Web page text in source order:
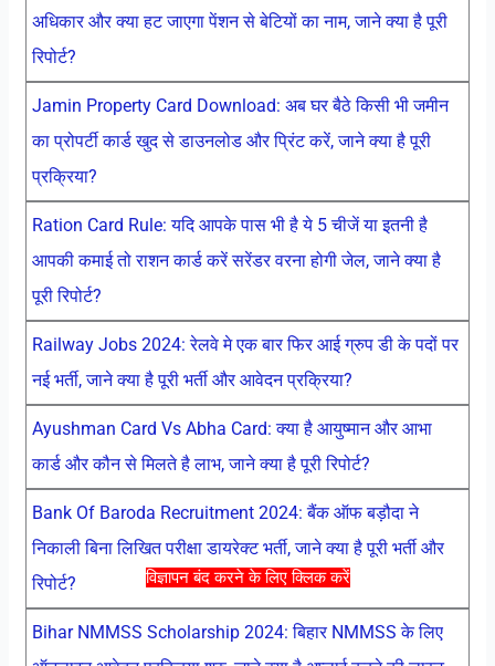
विज्ञापन बंद करने के लिए क्लिक करें
अधिकार और क्या हट जाएगा पेंशन से बेटियों का नाम, जाने क्या है पूरी
रिपोर्ट?
Jamin Property Card Download: अब घर बैठे किसी भी जमीन
का प्रोपर्टी कार्ड खुद से डाउनलोड और प्रिंट करें, जाने क्या है पूरी
प्रक्रिया?
Ration Card Rule: यदि आपके पास भी है ये 5 चीजें या इतनी है
आपकी कमाई तो राशन कार्ड करें सरेंडर वरना होगी जेल, जाने क्या है
पूरी रिपोर्ट?
Railway Jobs 2024: रेलवे मे एक बार फिर आई ग्रुप डी के पदों पर
नई भर्ती, जाने क्या है पूरी भर्ती और आवेदन प्रक्रिया?
Ayushman Card Vs Abha Card: क्या है आयुष्मान और आभा
कार्ड और कौन से मिलते है लाभ, जाने क्या है पूरी रिपोर्ट?
Bank Of Baroda Recruitment 2024: बैंक ऑफ बड़ौदा ने
निकाली बिना लिखित परीक्षा डायरेक्ट भर्ती, जाने क्या है पूरी भर्ती और
रिपोर्ट?
Bihar NMMSS Scholarship 2024: बिहार NMMSS के लिए